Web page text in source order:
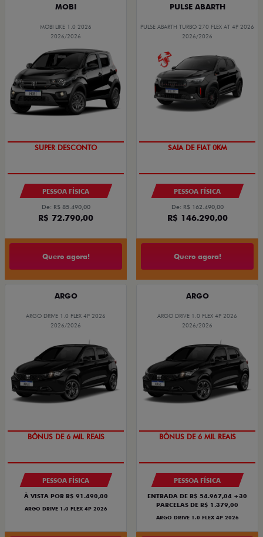
MOBI
MOBI LIKE 1.0 2026
2026/2026
SUPER DESCONTO
TAXA ZERO
PESSOA FÍSICA
De: R$ 85.490,00
R$ 72.790,00
Quero agora!
PULSE ABARTH
PULSE ABARTH TURBO 270 FLEX AT 4P 2026
2026/2026
SAIA DE FIAT 0KM
PESSOA FÍSICA
De: R$ 162.490,00
R$ 146.290,00
Quero agora!
ARGO
ARGO DRIVE 1.0 FLEX 4P 2026
2026/2026
BÔNUS DE 6 MIL REAIS
TAXA ZERO
PESSOA FÍSICA
À VISTA POR R$ 91.490,00
ARGO DRIVE 1.0 FLEX 4P 2026
ARGO
ARGO DRIVE 1.0 FLEX 4P 2026
2026/2026
BÔNUS DE 6 MIL REAIS
TAXA ZERO
PESSOA FÍSICA
ENTRADA DE R$ 54.967,04 +30
PARCELAS DE R$ 1.379,00
ARGO DRIVE 1.0 FLEX 4P 2026